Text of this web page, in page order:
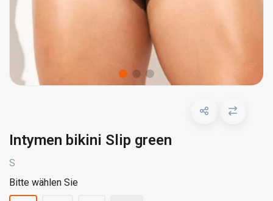
Intymen bikini Slip green
S
Bitte wählen Sie